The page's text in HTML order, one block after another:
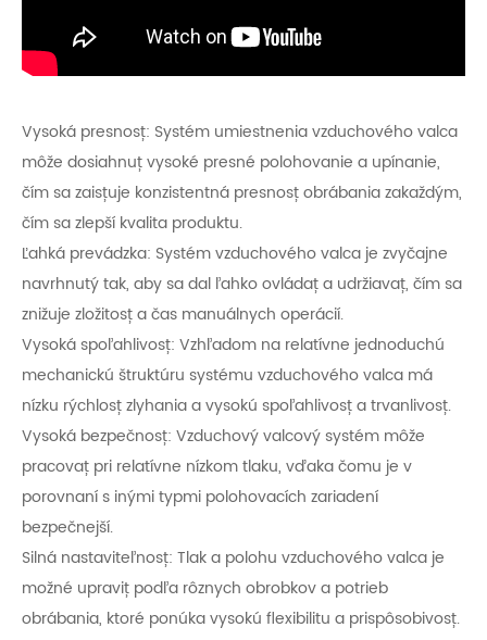
Vysoká presnosť: Systém umiestnenia vzduchového valca
môže dosiahnuť vysoké presné polohovanie a upínanie,
čím sa zaisťuje konzistentná presnosť obrábania zakaždým,
čím sa zlepší kvalita produktu.
Ľahká prevádzka: Systém vzduchového valca je zvyčajne
navrhnutý tak, aby sa dal ľahko ovládať a udržiavať, čím sa
znižuje zložitosť a čas manuálnych operácií.
Vysoká spoľahlivosť: Vzhľadom na relatívne jednoduchú
mechanickú štruktúru systému vzduchového valca má
nízku rýchlosť zlyhania a vysokú spoľahlivosť a trvanlivosť.
Vysoká bezpečnosť: Vzduchový valcový systém môže
pracovať pri relatívne nízkom tlaku, vďaka čomu je v
porovnaní s inými typmi polohovacích zariadení
bezpečnejší.
Silná nastaviteľnosť: Tlak a polohu vzduchového valca je
možné upraviť podľa rôznych obrobkov a potrieb
obrábania, ktoré ponúka vysokú flexibilitu a prispôsobivosť.